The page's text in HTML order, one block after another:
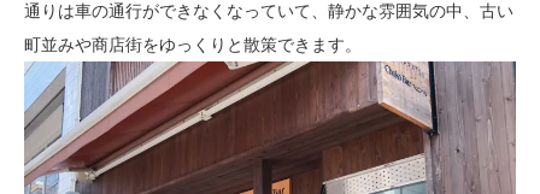
通りは車の通行ができなくなっていて、静かな雰囲気の中、古い
町並みや商店街をゆっくりと散策できます。